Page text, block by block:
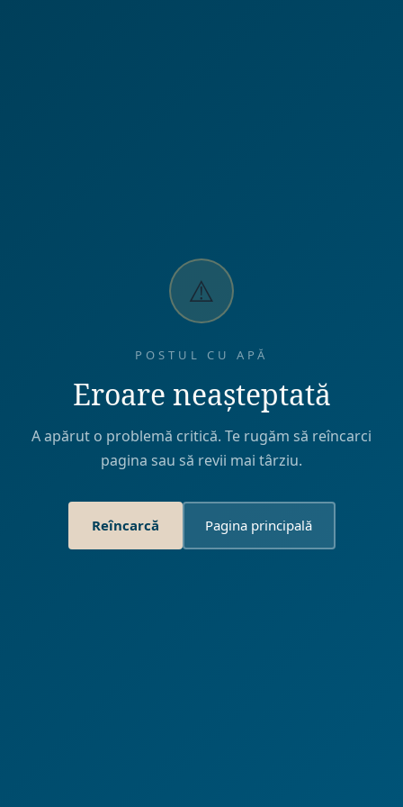
⚠️
POSTUL CU APĂ
Eroare neașteptată
A apărut o problemă critică. Te rugăm să reîncarci
pagina sau să revii mai târziu.
Reîncarcă Pagina principală